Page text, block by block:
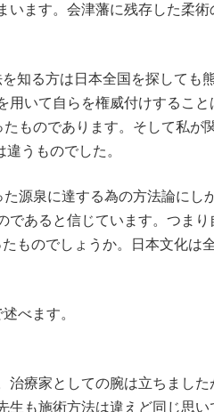
ます。会津藩に残存した柔
知る方は日本全国を探しても
いて自らを権威付けするこ
ものであります。そして私が
うものでした。
源泉に達する為の方法論にし
あると信じています。つま
ものでしょうか。日本文化は
べます。
療家としての腕は立ちました
も施術方法は違えど同じ思